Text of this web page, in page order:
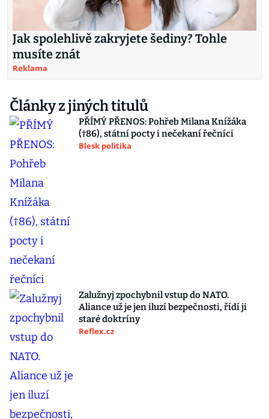
Jak spolehlivě zakryjete šediny? Tohle
musíte znát
Reklama
Články z jiných titulů
PŘÍMÝ PŘENOS: Pohřeb Milana Knížáka
(†86), státní pocty i nečekaní řečníci
Blesk politika
Zalužnyj zpochybnil vstup do NATO.
Aliance už je jen iluzí bezpečnosti, řídí ji
staré doktríny
Reflex.cz